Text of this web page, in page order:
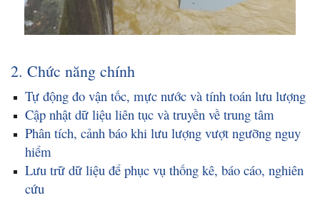
2. Chức năng chính
Tự động đo vận tốc, mực nước và tính toán lưu lượng
Cập nhật dữ liệu liên tục và truyền về trung tâm
Phân tích, cảnh báo khi lưu lượng vượt ngưỡng nguy
hiểm
Lưu trữ dữ liệu để phục vụ thống kê, báo cáo, nghiên
cứu